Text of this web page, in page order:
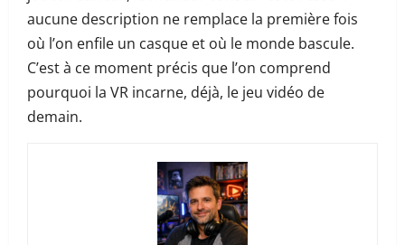
aucune description ne remplace la première fois
où l’on enfile un casque et où le monde bascule.
C’est à ce moment précis que l’on comprend
pourquoi la VR incarne, déjà, le jeu vidéo de
demain.